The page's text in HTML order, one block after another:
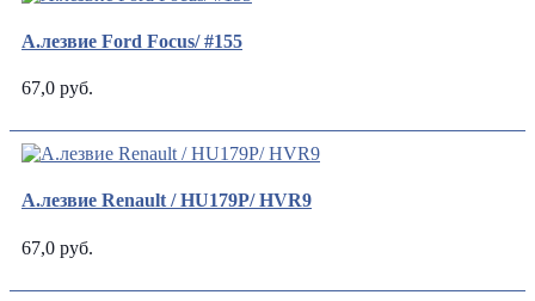
А.лезвие Ford Focus/ #155
67,0 руб.
А.лезвие Renault / HU179P/ HVR9
67,0 руб.